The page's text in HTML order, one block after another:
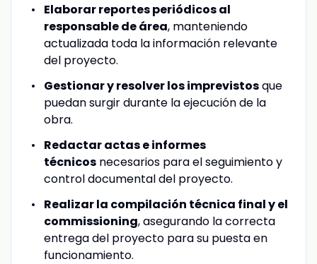
Elaborar reportes periódicos al
responsable de área, manteniendo
actualizada toda la información relevante
del proyecto.
Gestionar y resolver los imprevistosque
puedan surgir durante la ejecución de la
obra.
Redactar actas e informes
técnicosnecesarios para el seguimiento y
control documental del proyecto.
Realizar la compilación técnica final y el
commissioning, asegurando la correcta
entrega del proyecto para su puesta en
funcionamiento.